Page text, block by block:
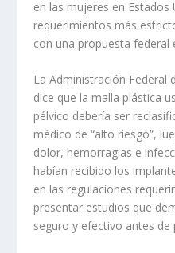
en las mujeres en
requerimientos más
con una propuesta federal
La Administración Federal
dice que la malla plástica
pélvico debería ser
médico de “alto riesgo”,
dolor, hemorragias e
habían recibido los
en las regulaciones
presentar estudios que
seguro y efectivo antes de